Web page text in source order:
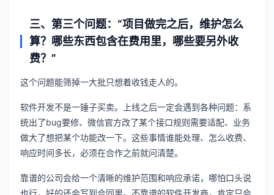
三、第三个问题：“项目做完之后，维护怎么
算？哪些东西包含在费用里，哪些要另外收
费？”
这个问题能筛掉一大批只想着收钱走人的。
软件开发不是一锤子买卖。上线之后一定会遇到各种问题：系
统出了bug要修、微信官方改了某个接口规则需要适配、业务
做大了想把某个功能改一下。这些事情谁能处理、怎么收费、
响应时间多长，必须在合作之前就问清楚。
靠谱的公司会给一个清晰的维护范围和响应承诺，哪怕口头说